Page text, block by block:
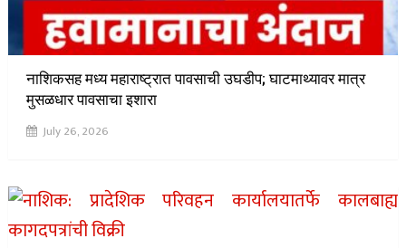
नाशिकसह मध्य महाराष्ट्रात पावसाची उघडीप; घाटमाथ्यावर मात्र
मुसळधार पावसाचा इशारा
July 26, 2026